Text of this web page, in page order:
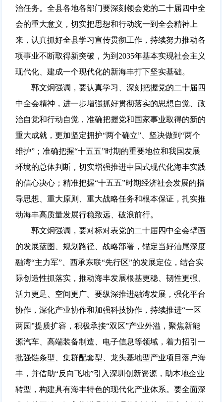
治任务。全县各地各部门要深刻领会党的二十届四中全
会的重大意义，切实把思想和行动统一到全会精神上
来，认真抓好全县学习宣传贯彻工作，持续努力推动各
项事业不断取得新突破，为到2035年基本实现社会主义
现代化、建成一个现代化的新海丰打下坚实基础。
郭文炯强调，要认真学习、深刻把握党的二十届四
中全会精神，进一步增强抓好贯彻落实的思想自觉、政
治自觉和行动自觉，准确把握党和国家事业取得的新的
重大成就，更加坚定拥护“两个确立”、坚决做到“两个
维护”；准确把握“十五五”时期的重要地位和我国发展
环境的总体判断，切实增强推进中国式现代化海丰实践
的信心决心；精准把握“十五五”时期经济社会发展的指
导思想、重大原则、重大战略任务和根本保证，扎实推
动海丰高质量发展行稳致远、破浪前行。
郭文炯强调，要对标对表党的二十届四中全会擘画
的发展蓝图、规划路径、战略部署，锚定当好汕尾深度
融湾“主力军”、西承东联“先行区”的发展定位，结合实
际创造性抓落实，推动海丰发展根基更稳、韧性更强、
活力更足、空间更广。要纵深推进融湾发展，强化平台
协作，深化产业协作和加强科技协作，持续推进“一区
两园”提质扩容，积极承接“双区”产业外溢，聚焦新能
源汽车、高端装备制造、电子信息等领域，着力招引一
批强链条型、集群配套型、龙头基地型产业项目落户海
丰，并借助“反向飞地”引入深圳创新资源，助本地企业
转型，构建具有海丰特色的现代化产业体系。要全面深